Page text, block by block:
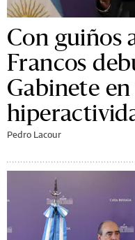
Con guiños
Francos
Gabinete
Pedro Lacour